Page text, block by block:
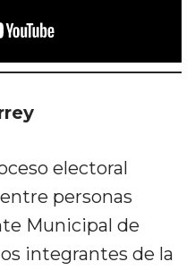
electoral
personas
Municipal de
integrantes de la